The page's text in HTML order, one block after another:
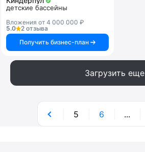
детские бассейны
Вложения от 4 000 000 ₽
5.0
2 отзыва
Получить бизнес-план
Загрузить еще
5 6 ...